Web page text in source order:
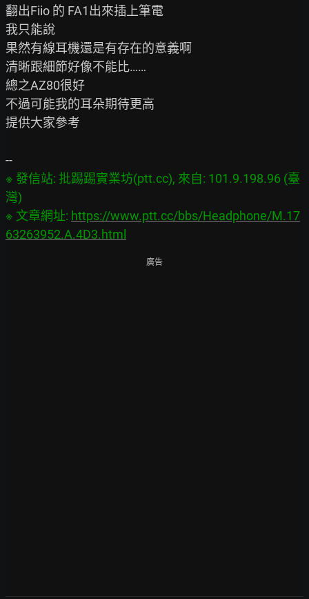
翻出Fiio 的 FA1出來插上筆電
我只能說
果然有線耳機還是有存在的意義啊
清晰跟細節好像不能比……
總之AZ80很好
不過可能我的耳朵期待更高
提供大家參考
※ 發信站: 批踢踢實業坊(ptt.cc), 來自: 101.9.198.96 (臺
灣)
※ 文章網址: https://www.ptt.cc/bbs/Headphone/M.17
63263952.A.4D3.html
廣告